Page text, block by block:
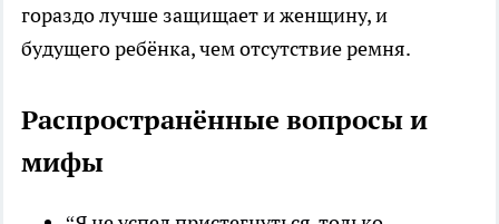
гораздо лучше защищает и женщину, и
будущего ребёнка, чем отсутствие ремня.
Распространённые вопросы и
мифы